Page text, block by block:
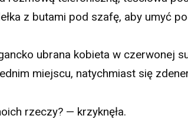
z butami pod szafę, aby umyć
ubrana kobieta w czerwonej
miejscu, natychmiast się
rzeczy? — krzyknęła.